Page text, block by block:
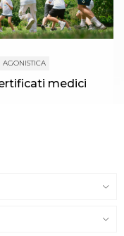
AGONISTICA
medici